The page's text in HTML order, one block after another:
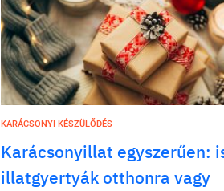
KARÁCSONYI KÉSZÜLŐDÉS
Karácsonyillat egyszerűen:
illatgyertyák otthonra vagy